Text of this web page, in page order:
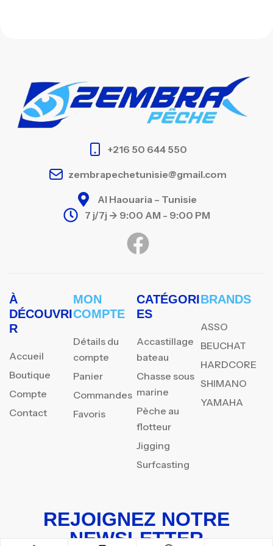
+216 50 644 550
zembrapechetunisie@gmail.com
Al Haouaria – Tunisie
7 j/7j -> 9:00 AM - 9:00 PM
À
DÉCOUVRI
R
Accueil
Boutique
Compte
Contact
MON
COMPTE
Détails du
compte
Panier
Commandes
Favoris
CATÉGORI
ES
Accastillage
bateau
Chasse sous
marine
Pèche au
flotteur
Jigging
Surfcasting
BRANDS
ASSO
BEUCHAT
HARDCORE
SHIMANO
YAMAHA
REJOIGNEZ NOTRE
NEWSLETTER